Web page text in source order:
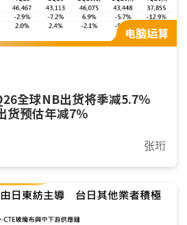
电脑运算
全球NB出货将季减5.7％
货预估年减7％
张珩